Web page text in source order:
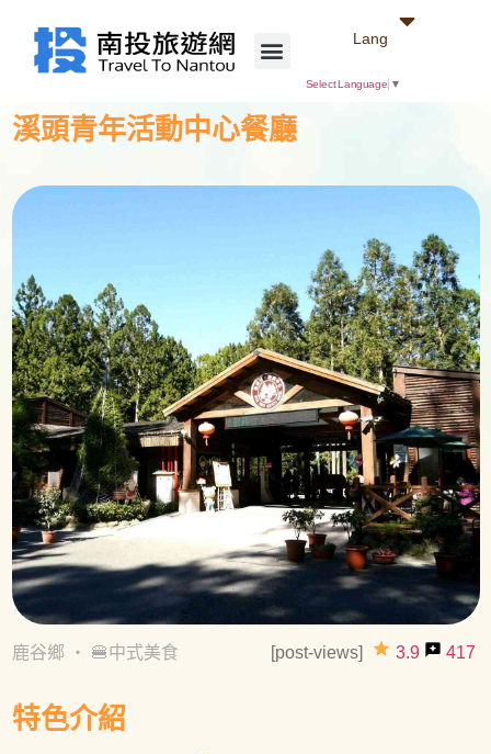
Lang
Select Language ▼
溪頭青年活動中心餐廳
鹿谷鄉 ・ 🍔中式美食 [post-views] grade 3.9 reviews 417
特色介紹